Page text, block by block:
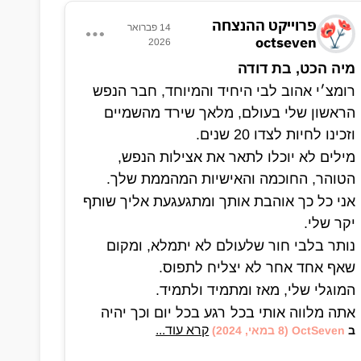
פרוייקט ההנצחה
octseven
14 פברואר
2026
מיה הכט, בת דודה
רומצ׳י אהוב לבי היחיד והמיוחד, חבר הנפש
הראשון שלי בעולם, מלאך שירד מהשמיים
וזכינו לחיות לצדו 20 שנים.
מילים לא יוכלו לתאר את אצילות הנפש,
הטוהר, החוכמה והאישיות המהממת שלך.
אני כל כך אוהבת אותך ומתגעגעת אליך שותף
יקר שלי.
נותר בלבי חור שלעולם לא יתמלא, ומקום
שאף אחד אחר לא יצליח לתפוס.
המוגלי שלי, מאז ומתמיד ולתמיד.
אתה מלווה אותי בכל רגע בכל יום וכך יהיה
לעד.
ב OctSeven (8 במאי, 2024) קרא עוד...